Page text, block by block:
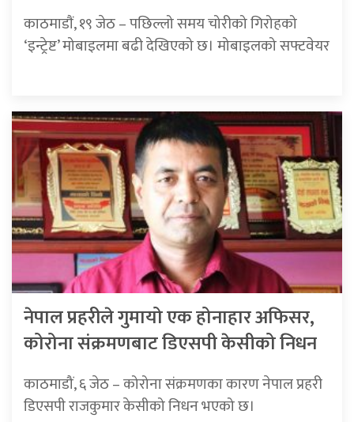
काठमाडाैं, १९ जेठ – पछिल्लो समय चोरीको गिरोहको
‘इन्ट्रेष्ट’ मोबाइलमा बढी देखिएको छ। मोबाइलको सफ्टवेयर
नेपाल प्रहरीले गुमायो एक होनाहार अफिसर,
कोरोना संक्रमणबाट डिएसपी केसीको निधन
काठमाडौं, ६ जेठ – कोरोना संक्रमणका कारण नेपाल प्रहरी
डिएसपी राजकुमार केसीको निधन भएको छ।